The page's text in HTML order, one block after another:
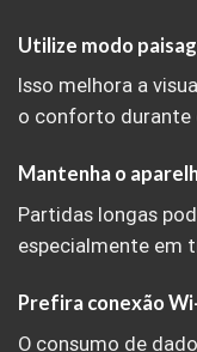
Utilize modo
Isso melhora a
o conforto durante
Mantenha o
Partidas longas
especialmente em
Prefira conexão
O consumo de